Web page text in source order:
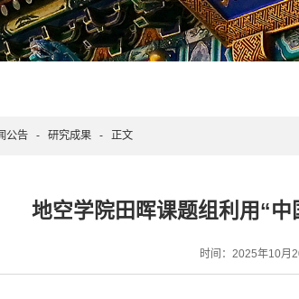
公告 - 研究成果 - 正文
地空学院田晖课题组利用“
时间：2025年10月